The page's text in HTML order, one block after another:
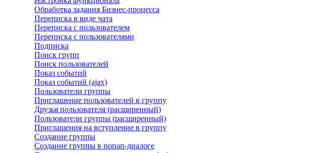
Обработка задания Бизнес-процесса
Переписка в виде чата
Переписка с пользователем
Переписка с пользователями
Подписка
Поиск групп
Поиск пользователей
Показ событий
Показ событий (ajax)
Пользователи группы
Приглашение пользователей в группу
Друзья пользователя (расширенный)
Пользователи группы (расширенный)
Приглашения на вступление в группу
Создание группы
Создание группы в попап-диалоге